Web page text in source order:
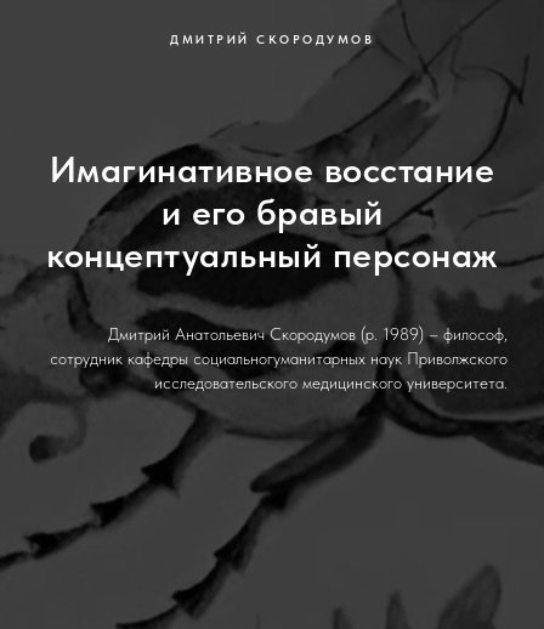
ДМИТРИЙ СКОРОДУМОВ
Имагинативное восстание
и его бравый
концептуальный персонаж
Дмитрий Анатольевич Скородумов (р. 1989) – философ,
сотрудник кафедры социальногуманитарных наук Приволжского
исследовательского медицинского университета.